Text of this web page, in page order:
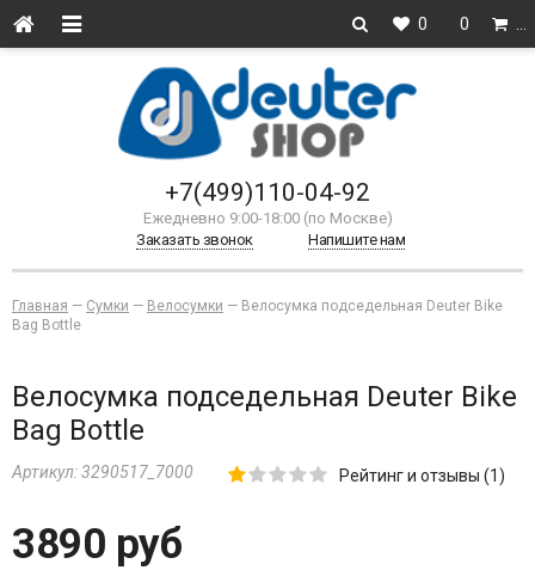
0 0
+7(499)110-04-92
Ежедневно 9:00-18:00 (по Москве)
Заказать звонок
Напишите нам
Главная — Сумки — Велосумки — Велосумка подседельная Deuter Bike
Bag Bottle
Велосумка подседельная Deuter Bike
Bag Bottle
Артикул:3290517_7000 Рейтинг и отзывы (1)
3890 руб